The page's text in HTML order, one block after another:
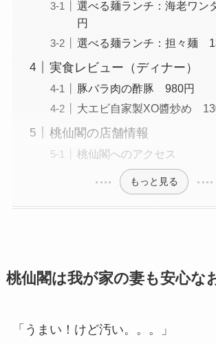
選べる麺ランチ：海老ワ
円
選べる麺ランチ：担々麺
実食レビュー（ディナー）
豚バラ肉の酢豚 980円
大エビ自家製XO醬炒め
桃仙閣の店舗情報
桃仙閣へのアクセス
もっと見る
桃仙閣は我が家の妻も安心な
「うまい！けど汚い。。。」